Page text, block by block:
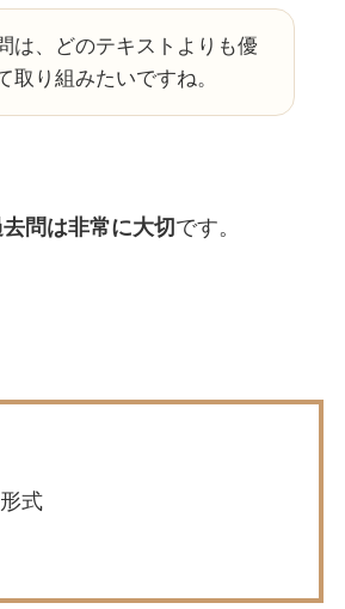
は、どのテキストよりも優
取り組みたいですね。
問は非常に大切 です。
式